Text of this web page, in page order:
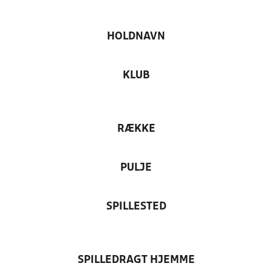
HOLDNAVN
KLUB
RÆKKE
PULJE
SPILLESTED
SPILLEDRAGT HJEMME